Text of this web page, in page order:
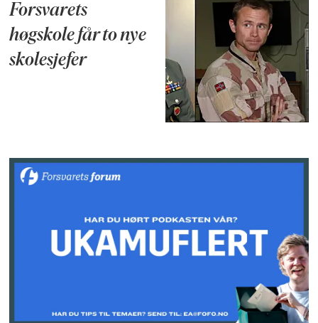
Forsvarets
høgskole får to nye
skolesjefer